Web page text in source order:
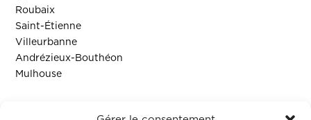
Roubaix
Saint-Étienne
Villeurbanne
Andrézieux-Bouthéon
Mulhouse